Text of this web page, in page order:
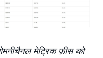
मेट्रिक फ़ीस को